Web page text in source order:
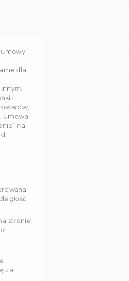
Sprzedawcy
Ta umowa
Ukrainy, jej warunki są takie
fizyczna, osoba
jednemu nabywcy
zakresie akceptuje
dostawy towarów,
inne warunki
przycisku „Potwierdź
otrzymania przez kupującego
elektronicznej.
propozycja Sprzedawcy